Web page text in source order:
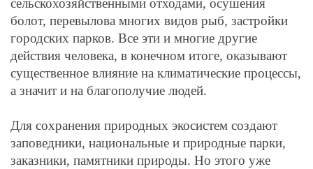
болот, перевылова многих видов рыб, застройки
городских парков. Все эти и многие другие
действия человека, в конечном итоге, оказывают
существенное влияние на климатические процессы,
а значит и на благополучие людей.
Для сохранения природных экосистем создают
заповедники, национальные и природные парки,
заказники, памятники природы. Но этого уже